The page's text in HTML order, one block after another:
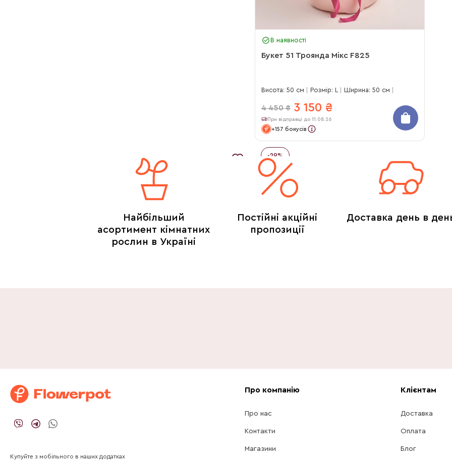
В наявності
Букет 51 Троянда Мікс F825
Висота: 50 см Розмір: L Ширина: 50 см
4 450 ₴ 3 150 ₴
При відправці до 11.08.26
+157 бонусів
-29%
Найбільший
асортимент кімнатних
рослин в Україні
Постійні акційні
пропозиції
Доставка день в
Купуйте з мобільного в наших додатках
Про компанію
Про нас
Контакти
Магазини
Клієнтам
Доставка
Оплата
Блог